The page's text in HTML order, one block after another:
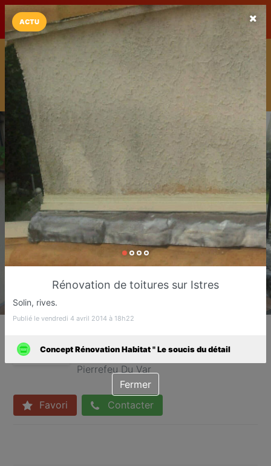
LaCarte LaCarte sur
Play Store
Installez l'App LaCarte
Téléchargez gratuitement l'app LaCarte pour suivre vos
commerces favoris et ne rien rater !
Télécharger Plus tard
Rénovation de l'habitat tout corps d'état
Pierrefeu Du Var
Favori Contacter
ACTU
Rénovation de toitures sur Istres
Solin, rives.
Publié le vendredi 4 avril 2014 à 18h22
Concept Rénovation Habitat " Le soucis du détail
Fermer